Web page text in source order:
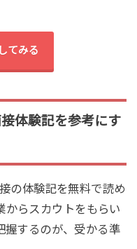
てみる
体験記を参考にす
の体験記を無料で読め
からスカウトをもらい
握するのが、受かる準